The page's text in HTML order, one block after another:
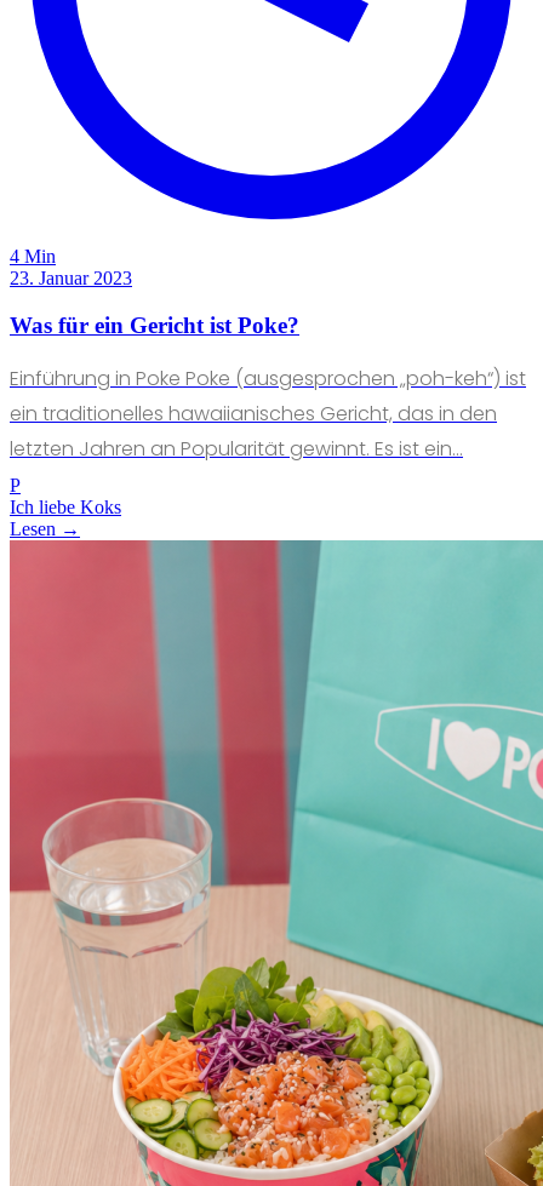
4 Min
23. Januar 2023
Was für ein Gericht ist Poke?
Einführung in Poke Poke (ausgesprochen „poh-keh“) ist
ein traditionelles hawaiianisches Gericht, das in den
letzten Jahren an Popularität gewinnt. Es ist ein...
P
Ich liebe Koks
Lesen →